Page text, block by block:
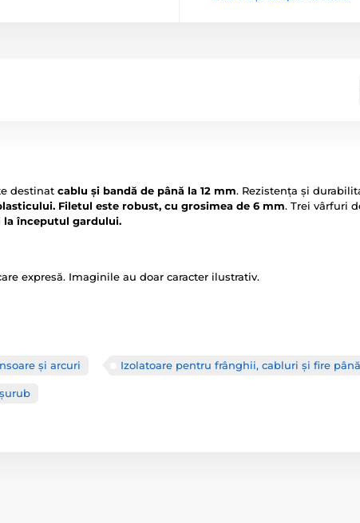
destinat cablu și bandă de până la 12 mm. Rezistența și
Filetul este robust, cu grosimea de 6 mm. Trei vârfuri
începutul gardului.
expresă. Imaginile au doar caracter ilustrativ.
și arcuri Izolatoare pentru frânghii, cabluri și fire